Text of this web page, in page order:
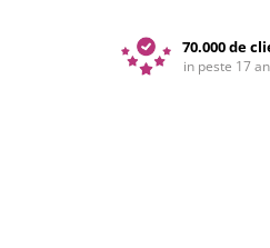
70.000 de
in peste 17